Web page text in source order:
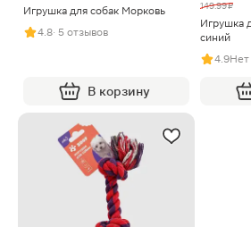
Игрушка для собак Морковь
4.8· 5 отзывов
В корзину
149.99 ₽
Игрушка
синий
4.9Нет